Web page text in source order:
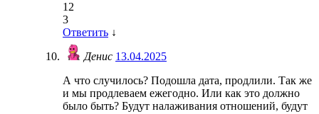
12
3
Ответить ↓
Денис 13.04.2025
А что случилось? Подошла дата, продлили. Так же
и мы продлеваем ежегодно. Или как это должно
было быть? Будут налаживания отношений, будут